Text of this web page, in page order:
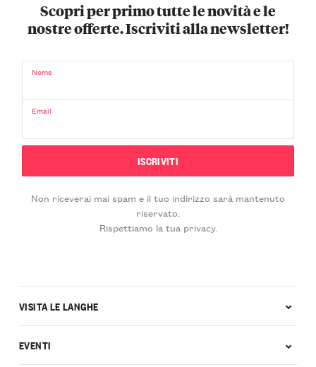
Scopri per primo tutte le novità e le
nostre offerte. Iscriviti alla newsletter!
Nome
Email
Non riceverai mai spam e il tuo indirizzo sarà mantenuto
riservato.
Rispettiamo la tua privacy.
VISITA LE LANGHE
EVENTI